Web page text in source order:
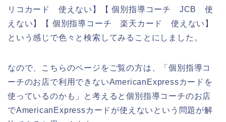
リコカード 使えない】【 個別指導コーチ JCB 使
えない】【 個別指導コーチ 楽天カード 使えない】
という感じで色々と検索してみることにしました。
なので、こちらのページをご覧の方は、「個別指導コ
ーチのお店で利用できないAmericanExpressカードを
使っているのかも」と考えると個別指導コーチのお店
でAmericanExpressカードが使えないという問題が解